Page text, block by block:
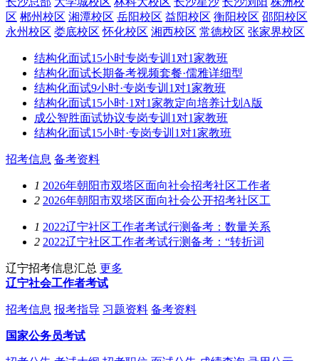
区 郴州校区 湘潭校区 岳阳校区 益阳校区 衡阳校区 邵阳校区
永州校区 娄底校区 怀化校区 湘西校区 常德校区 张家界校区
结构化面试15小时专岗专训1对1家教班
结构化面试长期备考视频套餐·儒雅详细型
结构化面试9小时·专岗专训1对1家教班
结构化面试15小时·1对1家教定向培养计划A版
成公智胜面试协议专岗专训1对1家教班
结构化面试15小时·专岗专训1对1家教班
招考信息 备考资料
1 2026年朝阳市双塔区面向社会招考社区工作者
2 2026年朝阳市双塔区面向社会公开招考社区工
1 2022辽宁社区工作者考试行测备考：数量关系
2 2022辽宁社区工作者考试行测备考：“转折词
辽宁招考信息汇总 更多
辽宁社会工作者考试
招考信息 报考指导 习题资料 备考资料
国家公务员考试